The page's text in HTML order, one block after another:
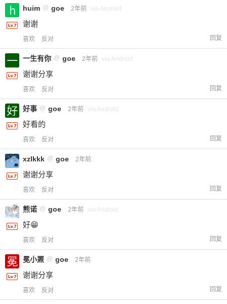
huim @ goe 2年前 via Android
谢谢
喜欢 反对 回复
一生有你 @ goe 2年前 via Android
谢谢分享
喜欢 反对 回复
好事 @ goe 2年前 via Android
好看的
喜欢 反对 回复
xzlkkk @ goe 2年前
谢谢分享
喜欢 反对 回复
熊诺 @ goe 2年前 via Android
好😁
喜欢 反对 回复
冕小罴 @ goe 2年前
谢谢分享
喜欢 反对 回复